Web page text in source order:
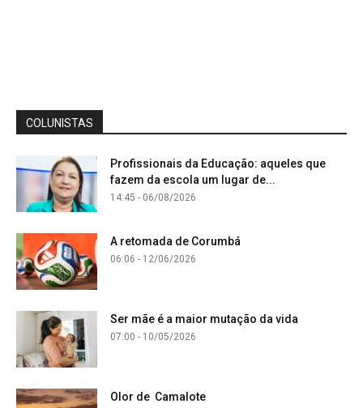
COLUNISTAS
Profissionais da Educação: aqueles que
fazem da escola um lugar de...
14:45 - 06/08/2026
A retomada de Corumbá
06:06 - 12/06/2026
Ser mãe é a maior mutação da vida
07:00 - 10/05/2026
Olor de Camalote